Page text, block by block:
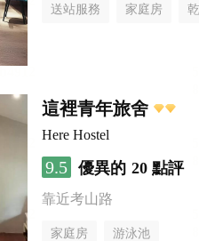
送站服務 家庭房
這裡青年旅舍
Here Hostel
9.5 優異的 20 點評
靠近考山路
家庭房 游泳池